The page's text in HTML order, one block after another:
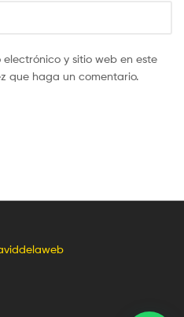
y sitio web en este
que haga un comentario.